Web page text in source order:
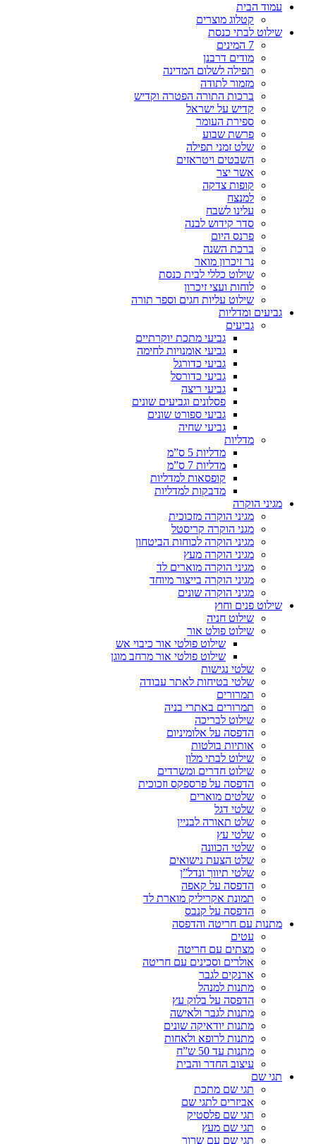
עמוד הבית
קטלוג מוצרים
שילוט לבתי כנסת
7 המינים
מודים דרבנן
תפילה לשלום המדינה
מזמור לתודה
ברכות התורה הפטרה וקדיש
קדיש על ישראל
ספירת העומר
פרשת שבוע
שלט זמני תפילה
השבטים ויטראזים
אשר יצר
קופות צדקה
למנצח
עלינו לשבח
סדר קידוש לבנה
פרנס היום
ברכת השנה
נר זיכרון מואר
שילוט כללי לבית כנסת
לוחות ועצי זיכרון
שילוט עליות חגים וספר תורה
גביעים ומדליות
גביעים
גביעי מתכת יוקרתיים
גביעי אומנויות לחימה
גביעי כדורגל
גביעי כדורסל
גביעי ריצה
פסלונים וגביעים שונים
גביעי ספורט שונים
גביעי שחיה
מדליות
מדליות 5 ס”מ
מדליות 7 ס”מ
קופסאות למדליות
מדבקות למדליות
מגיני הוקרה
מגיני הוקרה מזכוכית
מגני הוקרה קריסטל
מגיני הוקרה לכוחות הביטחון
מגיני הוקרה מעץ
מגיני הוקרה מוארים לד
מגיני הוקרה בייצור מיוחד
מגיני הוקרה שונים
שילוט פנים וחוץ
שילוט חניה
שילוט פולט אור
שילוט פולטי אור כיבוי אש
שילוט פולטי אור מרחב מוגן
שלטי נגישות
שלטי בטיחות לאתר עבודה
תמרורים
תמרורים באתרי בניה
שילוט לבריכה
הדפסה על אלומיניום
אותיות בולטות
שילוט לבתי מלון
שילוט חדרים ומשרדים
הדפסה על פרספקס וזכוכית
שלטים מוארים
שלטי דגל
שלט תאורה לבניין
שלטי עץ
שלטי הכוונה
שלט הצעת נישואים
שלטי תיווך ונדל”ן
הדפסה על קאפה
תמונת אקריליק מוארת לד
הדפסה על קנבס
מתנות עם חריטה והדפסה
עטים
מצתים עם חריטה
אולרים וסכינים עם חריטה
ארנקים לגבר
מתנות למנהל
הדפסה על בלוק עץ
מתנות לגבר ולאישה
מתנות יודאיקה שונים
מתנות לרופא ולאחות
מתנות עד 50 ש”ח
עיצוב החדר והבית
תגי שם
תגי שם מתכת
אביזרים לתגי שם
תגי שם פלסטיק
תגי שם מעץ
תגי שם עם שרוך